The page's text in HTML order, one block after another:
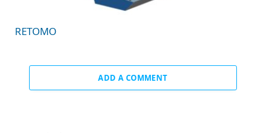
RETOMO
ADD A COMMENT